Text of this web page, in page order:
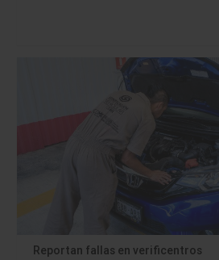
Reportan fallas en verificentros